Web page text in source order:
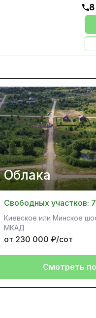
Облака
Свободных участков: 7
Киевское или Минское
МКАД
от 230 000 ₽/сот
Смотреть